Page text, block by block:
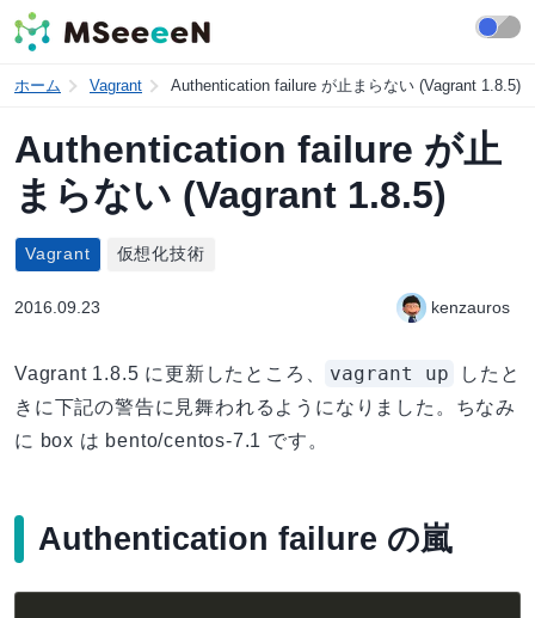
ホーム Vagrant Authentication failure が止まらない (Vagrant 1.8.5)
Authentication failure が止
まらない (Vagrant 1.8.5)
Vagrant 仮想化技術
2016.09.23 kenzauros
Vagrant 1.8.5 に更新したところ、 vagrant up
したと
きに下記の警告に見舞われるようになりました。ちなみ
に box は bento/centos-7.1 です。
Authentication failure の嵐